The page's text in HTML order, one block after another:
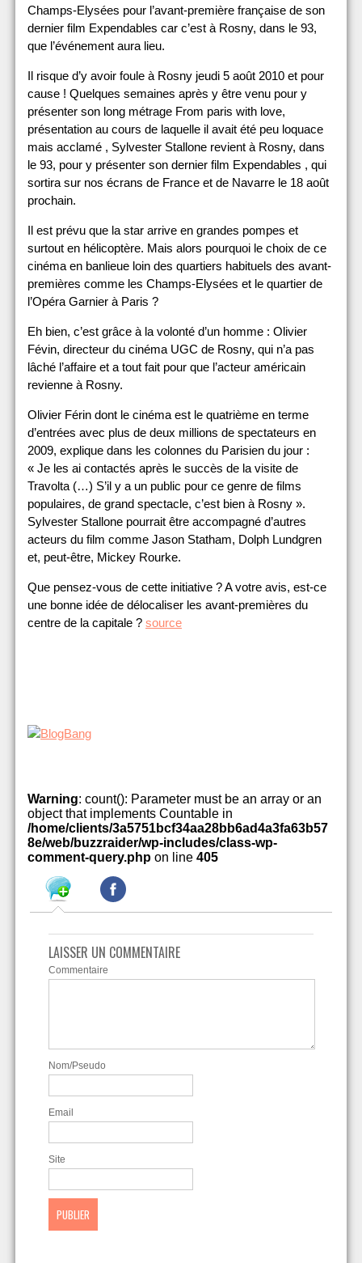
Champs-Elysées pour l’avant-première française de son
dernier film Expendables car c’est à Rosny, dans le 93,
que l’événement aura lieu.
Il risque d’y avoir foule à Rosny jeudi 5 août 2010 et pour
cause ! Quelques semaines après y être venu pour y
présenter son long métrage From paris with love,
présentation au cours de laquelle il avait été peu loquace
mais acclamé , Sylvester Stallone revient à Rosny, dans
le 93, pour y présenter son dernier film Expendables , qui
sortira sur nos écrans de France et de Navarre le 18 août
prochain.
Il est prévu que la star arrive en grandes pompes et
surtout en hélicoptère. Mais alors pourquoi le choix de ce
cinéma en banlieue loin des quartiers habituels des avant-
premières comme les Champs-Elysées et le quartier de
l’Opéra Garnier à Paris ?
Eh bien, c’est grâce à la volonté d’un homme : Olivier
Févin, directeur du cinéma UGC de Rosny, qui n’a pas
lâché l’affaire et a tout fait pour que l’acteur américain
revienne à Rosny.
Olivier Férin dont le cinéma est le quatrième en terme
d’entrées avec plus de deux millions de spectateurs en
2009, explique dans les colonnes du Parisien du jour :
« Je les ai contactés après le succès de la visite de
Travolta (…) S’il y a un public pour ce genre de films
populaires, de grand spectacle, c’est bien à Rosny ».
Sylvester Stallone pourrait être accompagné d’autres
acteurs du film comme Jason Statham, Dolph Lundgren
et, peut-être, Mickey Rourke.
Que pensez-vous de cette initiative ? A votre avis, est-ce
une bonne idée de délocaliser les avant-premières du
centre de la capitale ? source
Warning: count(): Parameter must be an array or an
object that implements Countable in
/home/clients/3a5751bcf34aa28bb6ad4a3fa63b57
8e/web/buzzraider/wp-includes/class-wp-
comment-query.php on line 405
LAISSER UN COMMENTAIRE
Commentaire
Nom/Pseudo
Email
Site